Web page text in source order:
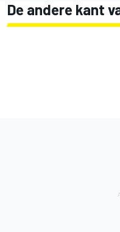
De andere kant